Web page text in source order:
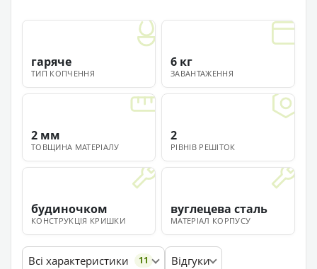
ТИП КОПЧЕННЯ
гаряче
ЗАВАНТАЖЕННЯ
6 кг
ТОВЩИНА МАТЕРІАЛУ
2 мм
РІВНІВ РЕШІТОК
2
КОНСТРУКЦІЯ КРИШКИ
будиночком
МАТЕРІАЛ КОРПУСУ
вуглецева сталь
Всі характеристики 11 Відгуки